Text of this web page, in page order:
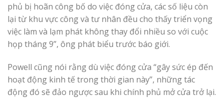
phủ bị hoãn công bố do việc đóng cửa, các số liệu còn
lại từ khu vực công và tư nhân đều cho thấy triển vọng
việc làm và lạm phát không thay đổi nhiều so với cuộc
họp tháng 9”, ông phát biểu trước báo giới.
Powell cũng nói rằng dù việc đóng cửa “gây sức ép đến
hoạt động kinh tế trong thời gian này”, những tác
động đó sẽ đảo ngược sau khi chính phủ mở cửa trở lại.